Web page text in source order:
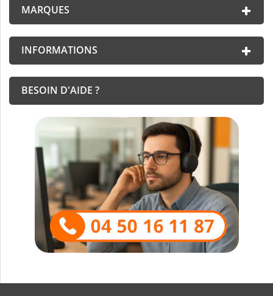
MARQUES
INFORMATIONS
BESOIN D'AIDE ?